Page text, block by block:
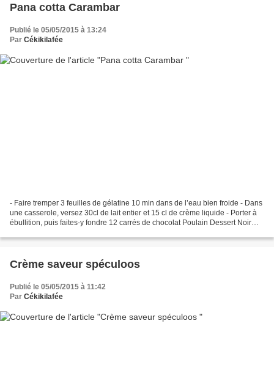
Pana cotta Carambar
Publié le 05/05/2015 à 13:24
Par Cékikilafée
- Faire tremper 3 feuilles de gélatine 10 min dans de l’eau bien froide - Dans
une casserole, versez 30cl de lait entier et 15 cl de crème liquide - Porter à
ébullition, puis faites-y fondre 12 carrés de chocolat Poulain Dessert Noir
Crème saveur spéculoos
Publié le 05/05/2015 à 11:42
Par Cékikilafée